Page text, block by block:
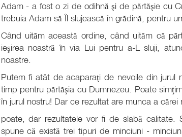
Adam - a fost o zi de odihnă şi de părtăşie cu
trebuia Adam să Îl slujească în grădină, pentru
Când uităm această ordine, când uităm că
ieşirea noastră în via Lui pentru a-L sluji,
noastre.
Putem fi atât de acaparaţi de nevoile din
timp pentru părtăşia cu Dumnezeu. Poate
în jurul nostru! Dar ce rezultat are munca a
poate, dar rezultatele vor fi de slabă calitate.
spune că există trei tipuri de minciuni -